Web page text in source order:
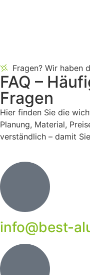
Fragen? Wir haben
FAQ –
Fragen
Hier finden Sie die
Planung, Material,
verständlich – damit
info@best-